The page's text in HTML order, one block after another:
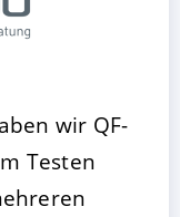
wir QF-
Testen